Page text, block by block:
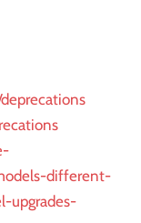
different-
upgrades-